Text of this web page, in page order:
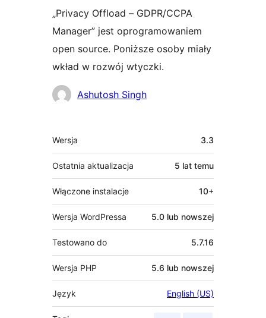
„Privacy Offload – GDPR/CCPA
Manager” jest oprogramowaniem
open source. Poniższe osoby miały
wkład w rozwój wtyczki.
Zaangażowani
Ashutosh Singh
Meta
Wersja 3.3
Ostatnia aktualizacja 5 lat temu
Włączone instalacje 10+
Wersja WordPressa 5.0 lub nowszej
Testowano do 5.7.16
Wersja PHP 5.6 lub nowszej
Język English (US)